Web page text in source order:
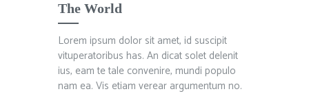
The World
Lorem ipsum dolor sit amet, id suscipit
vituperatoribus has. An dicat solet delenit
ius, eam te tale convenire, mundi populo
nam ea. Vis etiam verear argumentum no.